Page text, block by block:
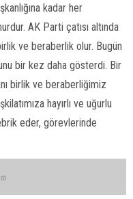
kadar her
AK Parti çatısı altında
ve beraberlik olur. Bugün
bir kez daha gösterdi. Bir
birlik ve beraberliğimiz
hayırlı ve uğurlu
eder, görevlerinde